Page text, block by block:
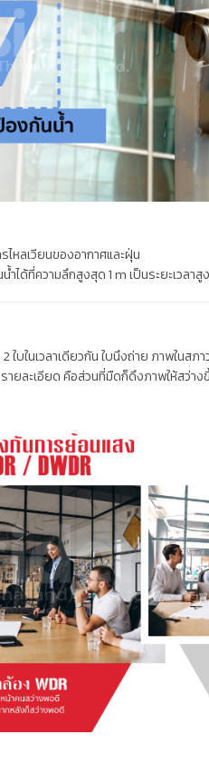
ลเวียนของอากาศและฝุ่น
ด้ที่ความลึกสูงสุด 1 m เป็นระยะเวลา
บในเวลาเดียวกัน ใบนึงถ่าย ภาพในสภ
ยละเอียด คือส่วนที่มืดก็ดึงภาพให้สว่าง